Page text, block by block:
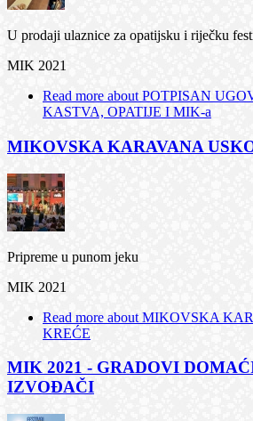
U prodaji ulaznice za opatijsku i riječku
MIK 2021
Read more about POTPISAN
KASTVA, OPATIJE I MIK-a
MIKOVSKA KARAVANA
Pripreme u punom jeku
MIK 2021
Read more about MIKOVSKA
KREĆE
MIK 2021 - GRADOVI
IZVOĐAČI